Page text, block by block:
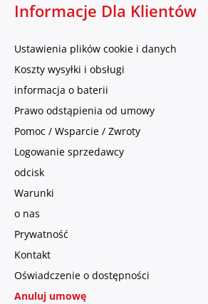
Informacje Dla Klientów
Ustawienia plików cookie i danych
Koszty wysyłki i obsługi
informacja o baterii
Prawo odstąpienia od umowy
Pomoc / Wsparcie / Zwroty
Logowanie sprzedawcy
odcisk
Warunki
o nas
Prywatność
Kontakt
Oświadczenie o dostępności
Anuluj umowę